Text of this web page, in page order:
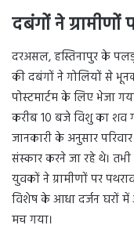
दबंगों ने
दरअसल, हस्तिनापुर के
की दबंगों ने गोलियों से
पोस्टमार्टम के लिए भेजा
करीब 10 बजे विशु का शव
जानकारी के अनुसार
संस्कार करने जा रहे थे।
युवकों ने ग्रामीणों पर
विशेष के आधा दर्जन घरों
मच गया।